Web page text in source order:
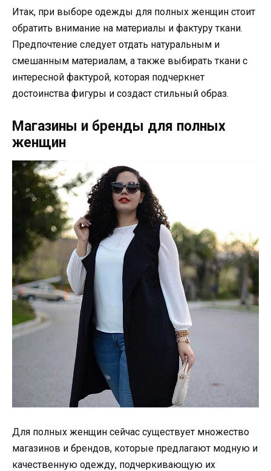
Итак, при выборе одежды для полных женщин стоит
обратить внимание на материалы и фактуру ткани.
Предпочтение следует отдать натуральным и
смешанным материалам, а также выбирать ткани с
интересной фактурой, которая подчеркнет
достоинства фигуры и создаст стильный образ.
Магазины и бренды для полных
женщин
Для полных женщин сейчас существует множество
магазинов и брендов, которые предлагают модную и
качественную одежду, подчеркивающую их